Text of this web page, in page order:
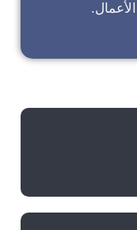
الأعمال.